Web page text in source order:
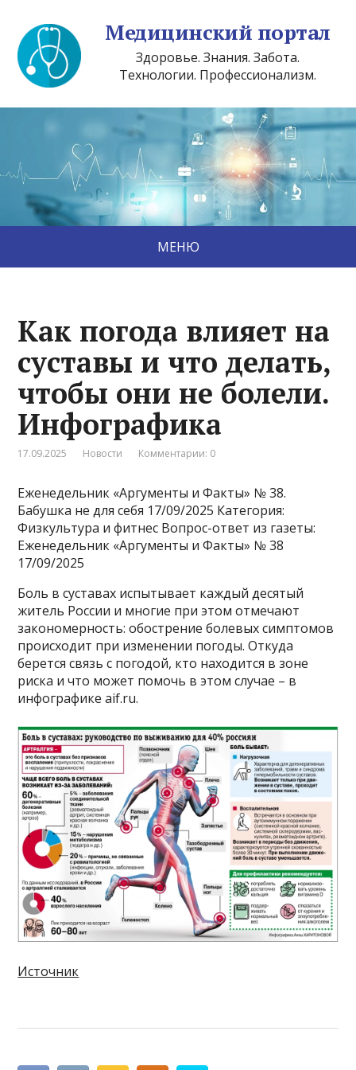
Медицинский портал
Здоровье. Знания. Забота.
Технологии. Профессионализм.
МЕНЮ
Как погода влияет на
суставы и что делать,
чтобы они не болели.
Инфографика
17.09.2025 Новости Комментарии: 0
Еженедельник «Аргументы и Факты» № 38.
Бабушка не для себя 17/09/2025 Категория:
Физкультура и фитнес Вопрос-ответ из газеты:
Еженедельник «Аргументы и Факты» № 38
17/09/2025
Боль в суставах испытывает каждый десятый
житель России и многие при этом отмечают
закономерность: обострение болевых симптомов
происходит при изменении погоды. Откуда
берется связь с погодой, кто находится в зоне
риска и что может помочь в этом случае – в
инфографике aif.ru.
Источник